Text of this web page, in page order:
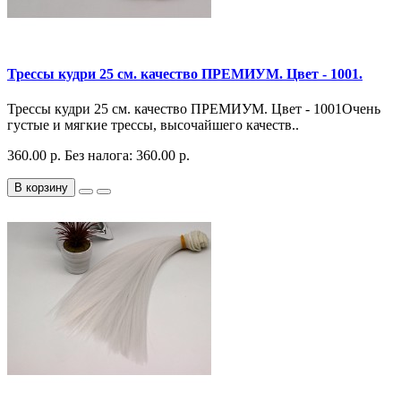
Трессы кудри 25 см. качество ПРЕМИУМ. Цвет - 1001.
Трессы кудри 25 см. качество ПРЕМИУМ. Цвет - 1001Очень
густые и мягкие трессы, высочайшего качеств..
360.00 р. Без налога: 360.00 р.
В корзину